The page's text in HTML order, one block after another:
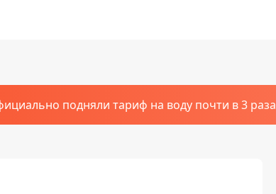
подняли тариф на воду почти в 3 раза